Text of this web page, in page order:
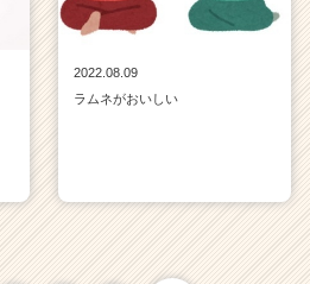
2022.08.09
ラムネがおいしい